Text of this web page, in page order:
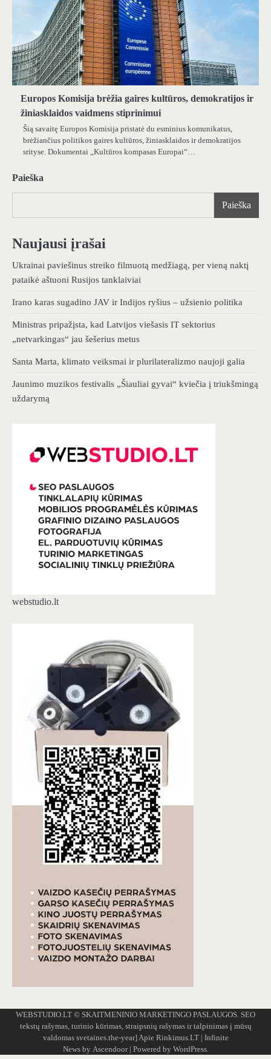
Europos Komisija brėžia gaires kultūros, demokratijos ir
žiniasklaidos vaidmens stiprinimui
Šią savaitę Europos Komisija pristatė du esminius komunikatus,
brėžiančius politikos gaires kultūros, žiniasklaidos ir demokratijos
srityse. Dokumentai „Kultūros kompasas Europai“…
Paieška
Paieška
Naujausi įrašai
Ukrainai paviešinus streiko filmuotą medžiagą, per vieną naktį
pataikė aštuoni Rusijos tanklaiviai
Irano karas sugadino JAV ir Indijos ryšius – užsienio politika
Ministras pripažįsta, kad Latvijos viešasis IT sektorius
„netvarkingas“ jau šešerius metus
Santa Marta, klimato veiksmai ir plurilateralizmo naujoji galia
Jaunimo muzikos festivalis „Šiauliai gyvai“ kviečia į triukšmingą
uždarymą
webstudio.lt
WEBSTUDIO.LT © SKAITMENINIO MARKETINGO PASLAUGOS. SEO
tekstų rašymas, turinio kūrimas, straipsnių rašymas ir talpinimas į mūsų
valdomas svetaines.the-year] Apie Rinkimus.LT| Infinite
News by Ascendoor| Powered by WordPress.